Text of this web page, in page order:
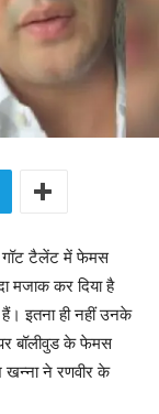
गॉट टैलेंट में फेमस
मजाक कर दिया है
इतना ही नहीं उनके
बॉलीवुड के फेमस
ने रणवीर के